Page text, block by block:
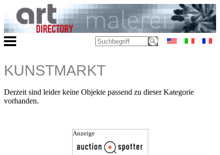
KUNSTMARKT
Derzeit sind leider keine Objekte passend zu dieser Kategorie
vorhanden.
Anzeige